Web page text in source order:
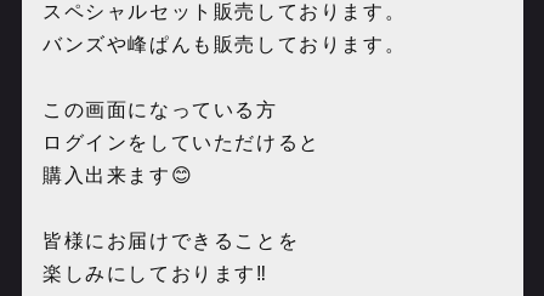
スペシャルセット販売しております。
バンズや峰ぱんも販売しております。
この画面になっている方
ログインをしていただけると
購入出来ます😊
皆様にお届けできることを
楽しみにしております‼️